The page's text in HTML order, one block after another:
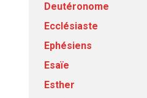
Deutéronome
Ecclésiaste
Ephésiens
Esaïe
Esther